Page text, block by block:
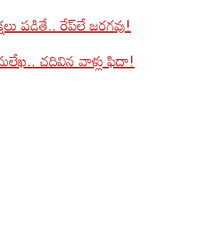
పడితే.. రేప్‌లే జరగవు!
చదివిన వాళ్లు ఫిదా!